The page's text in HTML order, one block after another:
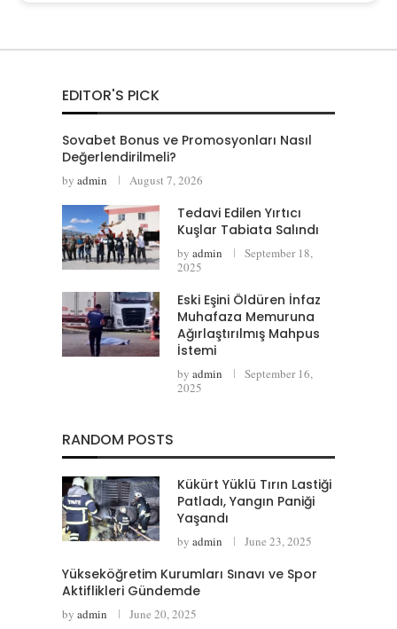
EDITOR'S PICK
Sovabet Bonus ve Promosyonları Nasıl
Değerlendirilmeli?
by admin August 7, 2026
Tedavi Edilen Yırtıcı
Kuşlar Tabiata Salındı
by admin
September 18,
2025
Eski Eşini Öldüren İnfaz
Muhafaza Memuruna
Ağırlaştırılmış Mahpus
İstemi
by admin
September 16,
2025
RANDOM POSTS
Kükürt Yüklü Tırın Lastiği
Patladı, Yangın Paniği
Yaşandı
by admin June 23, 2025
Yükseköğretim Kurumları Sınavı ve Spor
Aktiflikleri Gündemde
by admin June 20, 2025